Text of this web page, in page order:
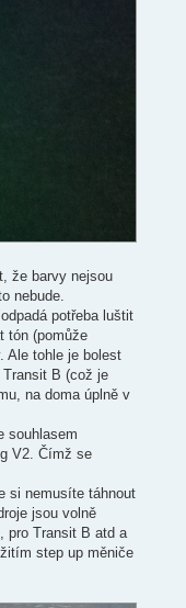
že barvy nejsou
nebude.
potřeba luštit
tón (pomůže
Ale tohle je bolest
B (což je
na doma úplně v
souhlasem
V2. Čímž se
si nemusíte táhnout
jsou volně
pro Transit B atd a
step up měniče